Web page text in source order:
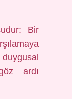
Bir
ardı